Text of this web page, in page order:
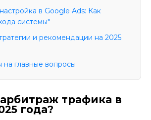
в Google Ads: Как
системы"
и рекомендации на 2025
на главные вопросы
трафика в
года?